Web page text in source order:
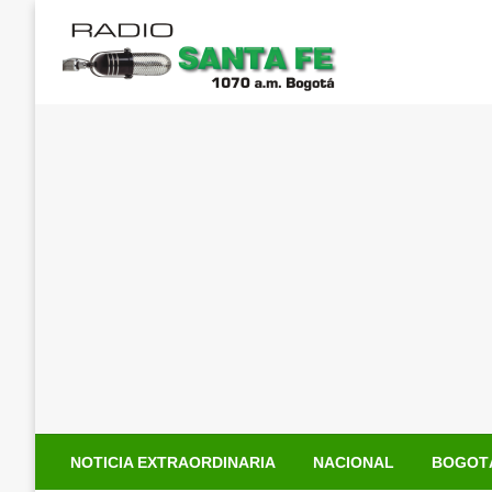
contenido
NOTICIA EXTRAORDINARIA NACIONAL